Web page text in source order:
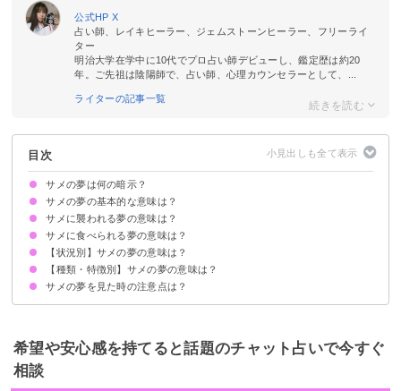
公式HP X
占い師、レイキヒーラー、ジェムストーンヒーラー、フリーライ
ター
明治大学在学中に10代でプロ占い師デビューし、鑑定歴は約20
年。ご先祖は陰陽師で、占い師、心理カウンセラーとして、...
ライターの記事一覧
目次
サメの夢は何の暗示？
サメの夢の基本的な意味は？
ストレスや不安の暗示
状況・種類で意味が決まる
サメに襲われる夢の意味は？
対人運の低下
他人・知らない人がサメに襲われる夢は対人運の低下
家族がサメに襲われる夢は家庭運の低下
恋人がサメに襲われる夢は恋愛運の低下
サメに食べられる夢の意味は？
食べられて死んだ場合は吉夢
食べられて怖い夢は凶夢
他人・知らない人がサメに食べられる夢は対人運の低下
家族がサメに食べられる夢は家庭運の低下
恋人がサメに食べられる夢は恋愛運の低下
子供がサメに食べられる夢は対人運の低下
【状況別】サメの夢の意味は？
サメに追いかけられる夢【警告夢】
サメと遊ぶ夢【吉夢】
サメに殺される夢【吉夢】
サメに噛まれる夢【凶夢】
サメと戦って退治する夢【吉夢】
サメを釣る夢【吉夢】
サメが死んでいる夢【吉夢】
サメと一緒に泳ぐ夢【吉夢】
サメに乗る夢【警告夢】
サメを飼いならす夢【吉夢】
自分がサメになる夢【警告夢】
【種類・特徴別】サメの夢の意味は？
大きなサメの夢【警告夢】
小さなサメの夢【警告夢】
白いサメの夢【吉夢】
黒いサメの夢【凶夢】
ジンベイザメの夢【吉夢】
シュモクザメの夢【警告】
サメの夢を見た時の注意点は？
十分な休息を取る
警告夢や凶夢の内容を人に話す
希望や安心感を持てると話題のチャット占いで今すぐ
相談